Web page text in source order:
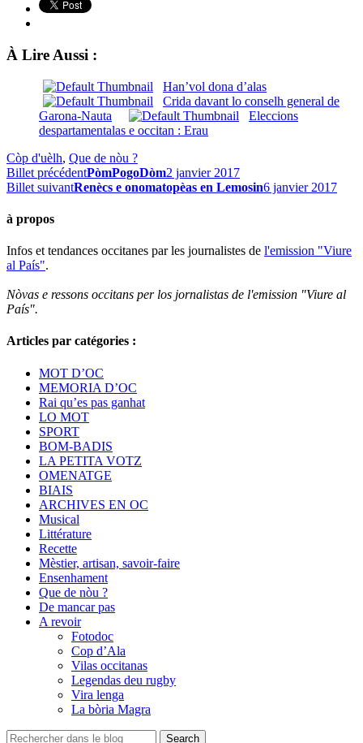
À Lire Aussi :
Han’vol dona d’alas
Crida davant lo conselh general de
Garona-Nauta
Eleccions
despartamentalas e occitan : Erau
Còp d'uèlh, Que de nòu ?
Billet précédentPòmPogoDòm2 janvier 2017
Billet suivantRenècs e onomatopèas en Lemosin6 janvier 2017
à propos
Infos et tendances occitanes par les journalistes de l'emission "Viure
al País".
Nòvas e ressons occitans per los jornalistas de l'emission "Viure al
País".
Articles par catégories :
MOT D’OC
MEMORIA D’OC
Rai qu’es pas ganhat
LO MOT
SPORT
BOM-BADIS
LA PETITA VOTZ
OMENATGE
BIAIS
ARCHIVES EN OC
Musical
Littérature
Recette
Mèstier, artisan, savoir-faire
Ensenhament
Que de nòu ?
De mancar pas
A revoir
Fotodoc
Cop d’Ala
Vilas occitanas
Legendas deu rugby
Vira lenga
La bòria Magra